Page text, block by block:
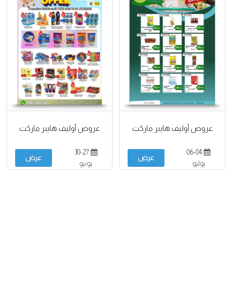
عروض أوليف هايبر ماركت
06-04
يوليو
عرض
عروض أوليف هايبر ماركت
30-27
يونيو
عرض